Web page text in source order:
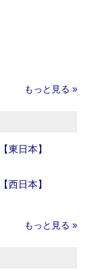
もっと見る »
日本】
日本】
もっと見る »